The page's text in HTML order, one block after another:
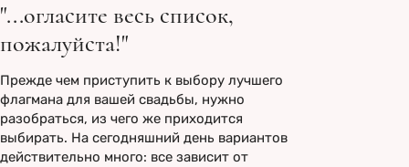
"...огласите весь список,
пожалуйста!"
Прежде чем приступить к выбору лучшего
флагмана для вашей свадьбы, нужно
разобраться, из чего же приходится
выбирать. На сегодняшний день вариантов
действительно много: все зависит от